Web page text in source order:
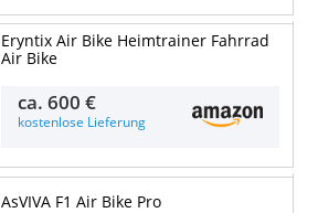
Eryntix Air Bike Heimtrainer Fahrrad
Air Bike
ca.600 €
kostenlose Lieferung
AsVIVA F1 Air Bike Pro